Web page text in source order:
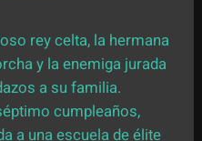
rey celta, la hermana
y la enemiga jurada
a su familia.
cumpleaños,
a una escuela de élite